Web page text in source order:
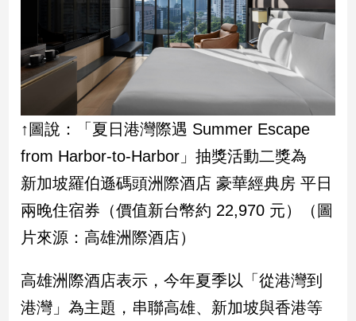
影
音
專
合
作
媒
體
稿
專
↑圖說：「夏日港灣際遇 Summer Escape
from Harbor-to-Harbor」抽獎活動二獎為
新加坡羅伯遜碼頭洲際酒店 豪華經典房 平日
兩晚住宿券（價值新台幣約 22,970 元）（圖
片來源：高雄洲際酒店）
高雄洲際酒店表示，今年夏季以「從港灣到
港灣」為主題，串聯高雄、新加坡與香港等